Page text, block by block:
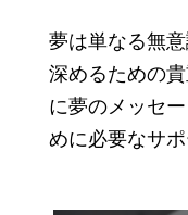
夢は単なる無
深めるための
に夢のメッセ
めに必要なサ